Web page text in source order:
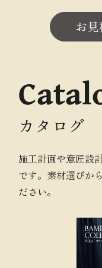
お
カタログ
施工計画や意匠設
です。素材選びか
ださい。